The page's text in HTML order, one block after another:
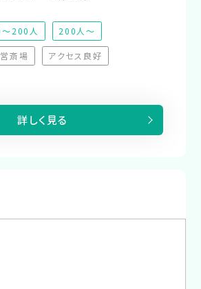
200人 200人～
）
斎場
（非対応）
アクセス良好
（非対応）
詳しく見る